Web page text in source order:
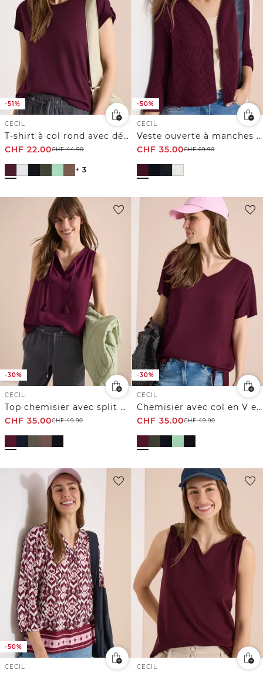
-51%
CECIL
T-shirt à col rond avec détail turn-up
CHF 22.00CHF44.90
+ 3
-50%
CECIL
Veste ouverte à manches 3/4 en look ajouré
CHF 35.00CHF69.90
-30%
CECIL
Top chemisier avec split neck et rubans
CHF 35.00CHF49.90
-30%
CECIL
Chemisier avec col en V et nœuds
CHF 35.00CHF49.90
-50%
CECIL CECIL